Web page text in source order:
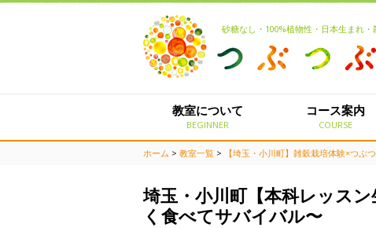
砂糖なし・100%植物性・日本生まれ
教室について
BEGINNER
コース案内
COURSE
ホーム > 教室一覧 > 【埼玉・小川町】雑穀栽培体験×つ
埼玉・小川町【本科レッス
く食べてサバイバル〜